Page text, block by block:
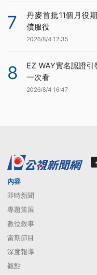
7
丹麥首批11個月役
償服役
2026/8/4 12:35
8
EZ WAY實名認證
一次看
2026/8/4 16:47
內容
即時新聞
專題策展
數位敘事
當期節目
深度報導
觀點